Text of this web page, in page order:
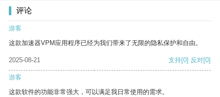
评论
游客
这款加速器VPM应用程序已经为我们带来了无限的隐私保护和自由。
2025-08-21 支持[0] 反对[0]
游客
这款软件的功能非常强大，可以满足我日常使用的需求。